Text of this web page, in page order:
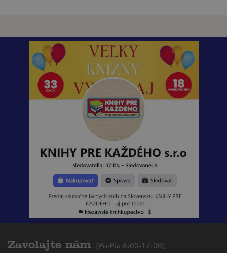
Zavolajte nám (Po-Pia 8:00-17:00)